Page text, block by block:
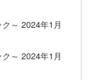
～ 2024年1月
～ 2024年1月